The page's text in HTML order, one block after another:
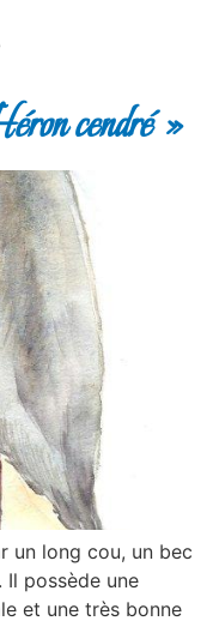
cendré »
un long cou, un bec
possède une
et une très bonne